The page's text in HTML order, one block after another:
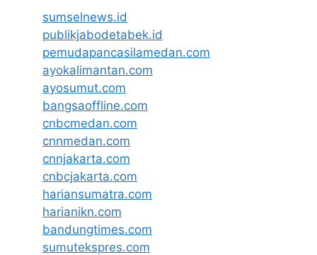
sumselnews.id
publikjabodetabek.id
pemudapancasilamedan.com
ayokalimantan.com
ayosumut.com
bangsaoffline.com
cnbcmedan.com
cnnmedan.com
cnnjakarta.com
cnbcjakarta.com
hariansumatra.com
harianikn.com
bandungtimes.com
sumutekspres.com